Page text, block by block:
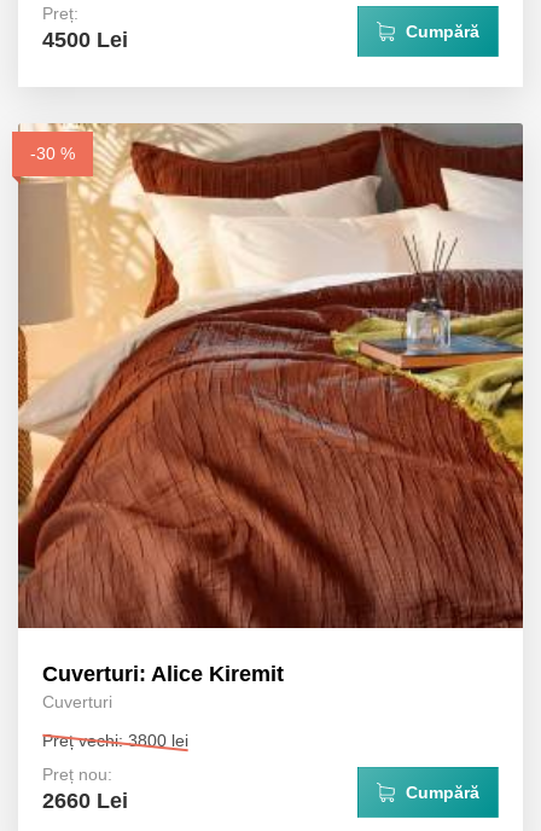
Preț:
4500 Lei Cumpără
-30 %
Cuverturi: Alice Kiremit
Cuverturi
Preț vechi: 3800 lei
Preț nou:
2660 Lei Cumpără